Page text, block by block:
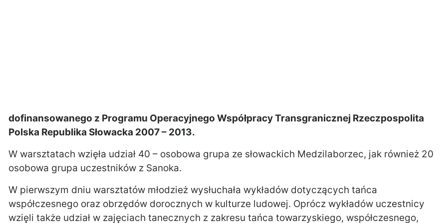
dofinansowanego z Programu Operacyjnego Współpracy Transgranicznej Rzeczpospolita
Polska Republika Słowacka 2007 – 2013.
W warsztatach wzięła udział 40 – osobowa grupa ze słowackich Medzilaborzec, jak również 20
osobowa grupa uczestników z Sanoka.
W pierwszym dniu warsztatów młodzież wysłuchała wykładów dotyczących tańca
współczesnego oraz obrzędów dorocznych w kulturze ludowej. Oprócz wykładów uczestnicy
wzięli także udział w zajęciach tanecznych z zakresu tańca towarzyskiego, współczesnego,